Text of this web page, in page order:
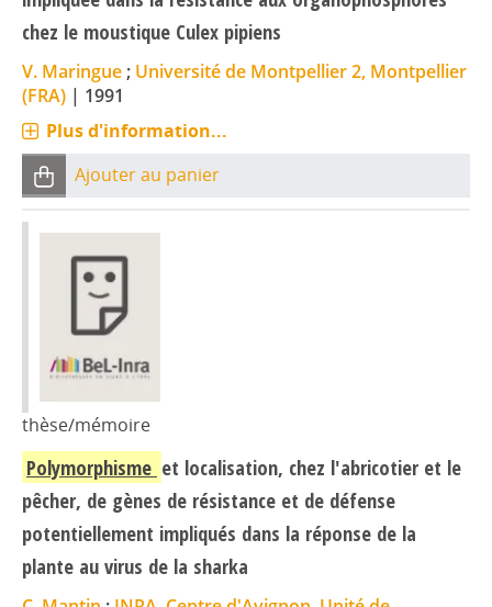
chez le moustique Culex pipiens
V. Maringue ; Université de Montpellier 2, Montpellier
(FRA) | 1991
Plus d'information...
Ajouter au panier
thèse/mémoire
Polymorphisme et localisation, chez l'abricotier et le
pêcher, de gènes de résistance et de défense
potentiellement impliqués dans la réponse de la
plante au virus de la sharka